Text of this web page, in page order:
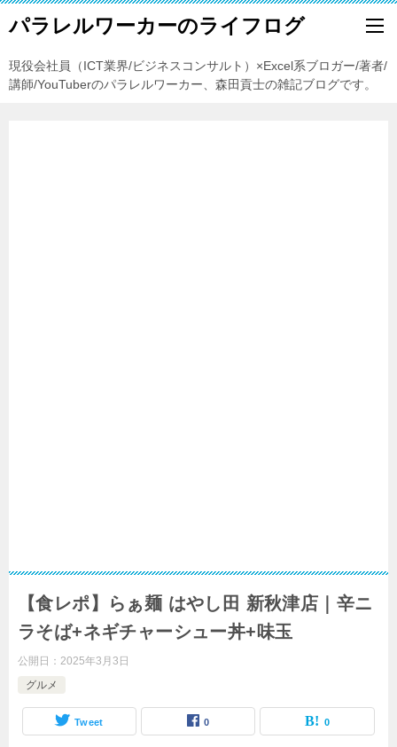
パラレルワーカーのライフログ
現役会社員（ICT業界/ビジネスコンサルト）×Excel系ブロガー/著者/
講師/YouTuberのパラレルワーカー、森田貢士の雑記ブログです。
【食レポ】らぁ麺 はやし田 新秋津店｜辛ニ
ラそば+ネギチャーシュー丼+味玉
公開日： 2025年3月3日
グルメ
Tweet 0 0